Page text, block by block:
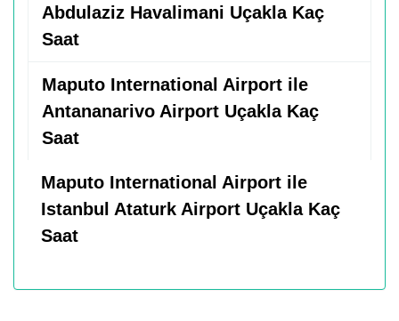
Abdulaziz Havalimani Uçakla Kaç
Saat
Maputo International Airport ile
Antananarivo Airport Uçakla Kaç
Saat
Maputo International Airport ile
Istanbul Ataturk Airport Uçakla Kaç
Saat